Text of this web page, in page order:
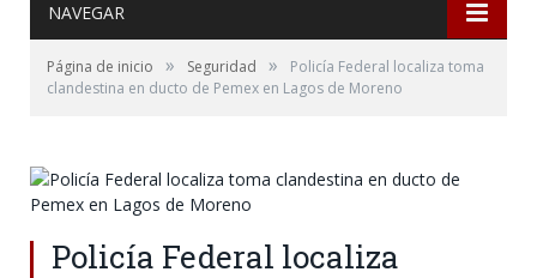
NAVEGAR
Página de inicio » Seguridad »
Policía Federal localiza toma
clandestina en ducto de Pemex en Lagos de Moreno
Policía Federal localiza